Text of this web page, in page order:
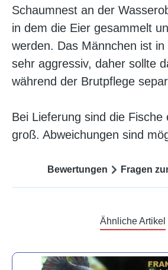
Schaumnest an der
in dem die Eier gesammelt
werden. Das Männchen ist
sehr aggressiv, daher sollte
während der Brutpflege
Bei Lieferung sind die Fische
groß. Abweichungen sind
Bewertungen Fragen
Ähnliche Artikel